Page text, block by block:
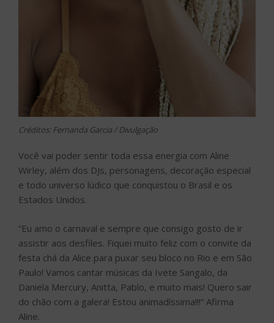
Créditos: Fernanda Garcia / Divulgação
Você vai poder sentir toda essa energia com Aline
Wirley, além dos DJs, personagens, decoração especial
e todo universo lúdico que conquistou o Brasil e os
Estados Unidos.
“Eu amo o carnaval e sempre que consigo gosto de ir
assistir aos desfiles. Fiquei muito feliz com o convite da
festa chá da Alice para puxar seu bloco no Rio e em São
Paulo! Vamos cantar músicas da Ivete Sangalo, da
Daniela Mercury, Anitta, Pablo, e muito mais! Quero sair
do chão com a galera! Estou animadíssima!!!” Afirma
Aline.